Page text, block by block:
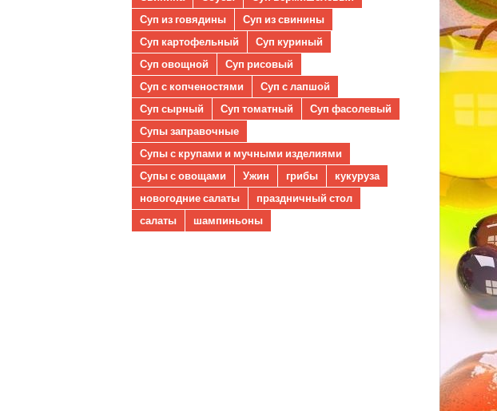
Суп из говядины
Суп из свинины
Суп картофельный
Суп куриный
Суп овощной
Суп рисовый
Суп с копченостями
Суп с лапшой
Суп сырный
Суп томатный
Суп фасолевый
Супы заправочные
Супы с крупами и мучными изделиями
Супы с овощами
Ужин грибы
кукуруза
новогодние салаты
праздничный стол
салаты
шампиньоны